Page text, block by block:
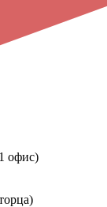
офис)